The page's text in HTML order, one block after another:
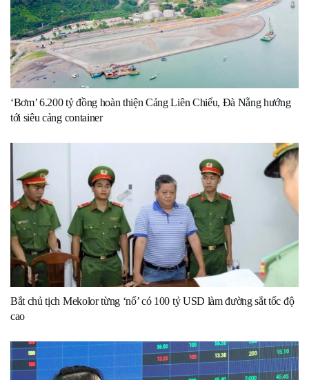
‘Bơm’ 6.200 tỷ đồng hoàn thiện Cảng Liên Chiểu, Đà Nẵng hướng
tới siêu cảng container
Bắt chủ tịch Mekolor từng ‘nổ’ có 100 tỷ USD làm đường sắt tốc độ
cao